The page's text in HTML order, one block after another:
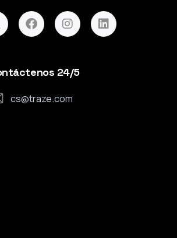
24/5
cs@traze.com